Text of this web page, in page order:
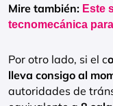
Mire también: Este
tecnomecánica
Por otro lado, si el c
lleva consigo al
autoridades de